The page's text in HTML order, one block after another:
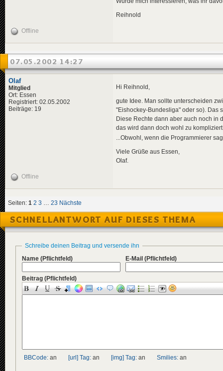
Reihnold
Offline
07.05.2002 14:27
Olaf
Mitglied
Ort: Essen
Registriert: 02.05.2002
Beiträge: 19
Hi Reihnold,
gute Idee. Man sollte unterscheiden
"Eishockey-Bundesliga" oder so). Das
Diese Rechte dann aber auch noch in
das wird dann doch wohl zu
...Obwohl, wenn die Programmierer
Viele Grüße aus Essen,
Olaf.
Offline
Seiten: 1 2 3 … 23 Nächste
SCHNELLANTWORT AUF DIESES THEMA
Schreibe deinen Beitrag und versende ihn
Name (Pflichtfeld) E-Mail (Pflichtfeld)
Beitrag (Pflichtfeld)
BBCode: an [url] Tag: an [img] Tag: an Smilies: an